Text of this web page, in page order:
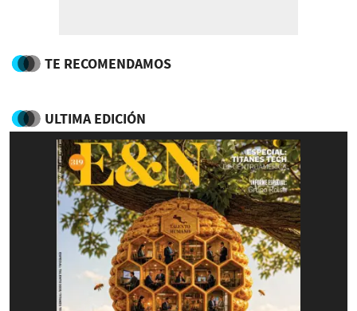
TE RECOMENDAMOS
ULTIMA EDICIÓN